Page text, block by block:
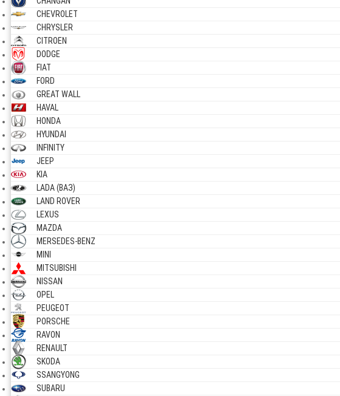
CHEVROLET
CHRYSLER
CITROEN
DODGE
FIAT
FORD
GREAT WALL
HAVAL
HONDA
HYUNDAI
INFINITY
JEEP
KIA
LADA (ВАЗ)
LAND ROVER
LEXUS
MAZDA
MERSEDES-BENZ
MINI
MITSUBISHI
NISSAN
OPEL
PEUGEOT
PORSCHE
RAVON
RENAULT
SKODA
SSANGYONG
SUBARU